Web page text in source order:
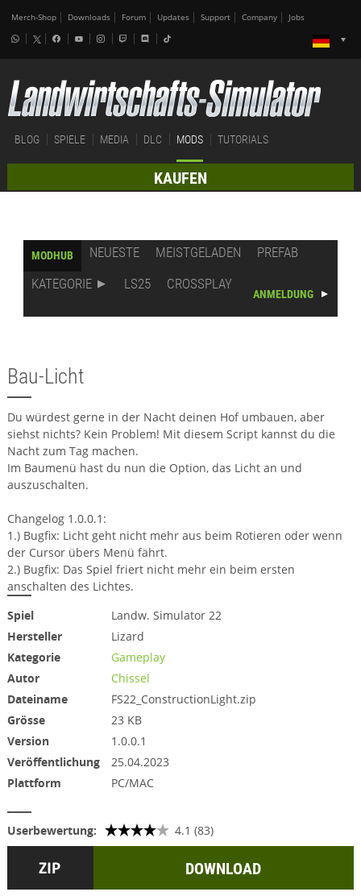
Merch-Shop Downloads Forum Updates Support Company Jobs
BLOG SPIELE MEDIA DLC MODS TUTORIALS
KAUFEN
MODHUB NEUESTE MEISTGELADEN
PREFAB
KATEGORIE
LS25 CROSSPLAY
ANMELDUNG
Bau-Licht
Du würdest gerne in der Nacht deinen Hof umbauen, aber
siehst nichts? Kein Problem! Mit diesem Script kannst du die
Nacht zum Tag machen.
Im Baumenü hast du nun die Option, das Licht an und
auszuschalten.
Changelog 1.0.0.1:
1.) Bugfix: Licht geht nicht mehr aus beim Rotieren oder wenn
der Cursor übers Menü fährt.
2.) Bugfix: Das Spiel friert nicht mehr ein beim ersten
anschalten des Lichtes.
Spiel
Landw. Simulator 22
Hersteller
Lizard
Kategorie
Gameplay
Autor
Chissel
Dateiname
FS22_ConstructionLight.zip
Grösse
23 KB
Version
1.0.0.1
Veröffentlichung
25.04.2023
Plattform
PC/MAC
Userbewertung: 4.1 (83)
DOWNLOAD